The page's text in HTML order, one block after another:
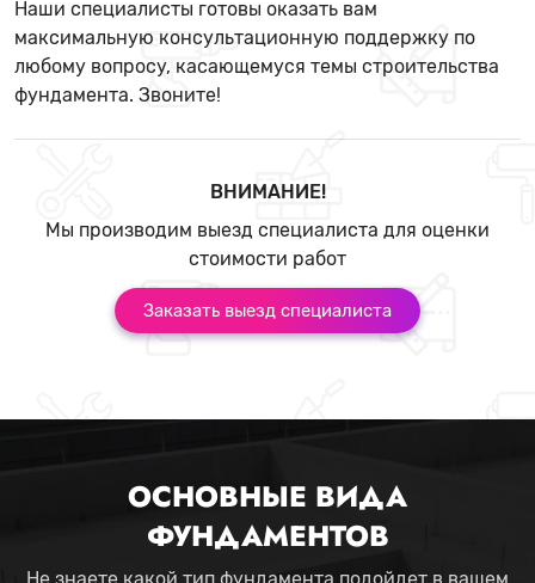
Наши специалисты готовы оказать вам
максимальную консультационную поддержку по
любому вопросу, касающемуся темы строительства
фундамента. Звоните!
ВНИМАНИЕ!
Мы производим выезд специалиста для оценки
стоимости работ
Заказать выезд специалиста
ОСНОВНЫЕ ВИДА
ФУНДАМЕНТОВ